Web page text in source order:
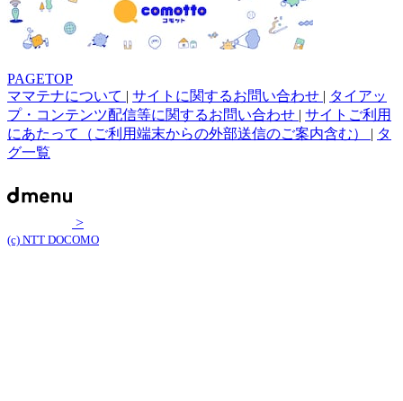
PAGETOP
ママテナについて | サイトに関するお問い合わせ | タイアッ
プ・コンテンツ配信等に関するお問い合わせ | サイトご利用
にあたって（ご利用端末からの外部送信のご案内含む） | タ
グ一覧
>
(c) NTT DOCOMO